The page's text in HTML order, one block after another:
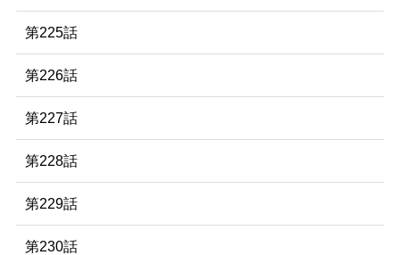
第225話
第226話
第227話
第228話
第229話
第230話